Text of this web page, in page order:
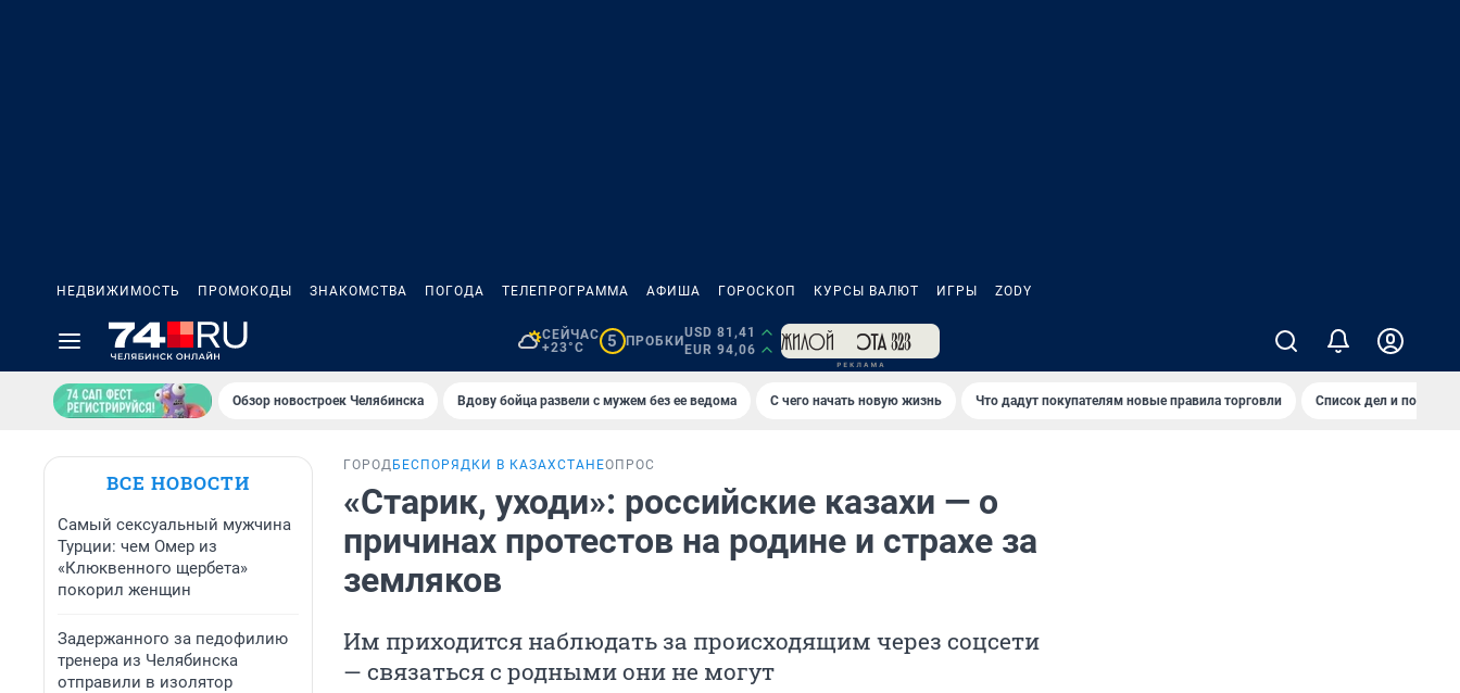
НЕДВИЖИМОСТЬ ПРОМОКОДЫ ЗНАКОМСТВА ПОГОДА ТЕЛЕПРОГРАММА АФИША ГОРОСКОП КУРСЫ ВАЛЮТ ИГРЫ ZODY
СЕЙЧАС
+23°C
5 ПРОБКИ
USD 81,41
EUR 94,06
Обзор новостроек Челябинска Вдову бойца развели с мужем без ее ведома С чего начать новую жизнь Что дадут покупателям новые правила торговли Список дел и покупок
ВСЕ НОВОСТИ
Самый сексуальный мужчина
Турции: чем Омер из
«Клюквенного щербета»
покорил женщин
Задержанного за педофилию
тренера из Челябинска
отправили в изолятор
ГОРОД БЕСПОРЯДКИ В КАЗАХСТАНЕОПРОС
«Старик, уходи»: российские казахи — о
причинах протестов на родине и страхе за
земляков
Им приходится наблюдать за происходящим через соцсети
— связаться с родными они не могут